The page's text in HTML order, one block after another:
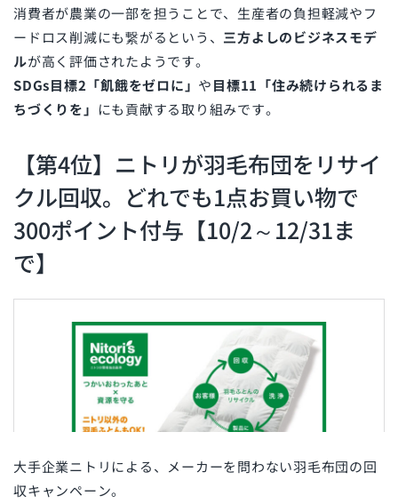
消費者が農業の一部を担うことで、生産者の負担軽減やフ
ードロス削減にも繋がるという、 三方よしのビジネスモデ
ルが高く評価されたようです。
SDGs目標2「飢餓をゼロに」 や目標11「住み続けられるま
ちづくりを」 にも貢献する取り組みです。
【第4位】ニトリが羽毛布団をリサイ
クル回収。どれでも1点お買い物で
300ポイント付与【10/2～12/31ま
で】
大手企業ニトリによる、メーカーを問わない羽毛布団の回
収キャンペーン。